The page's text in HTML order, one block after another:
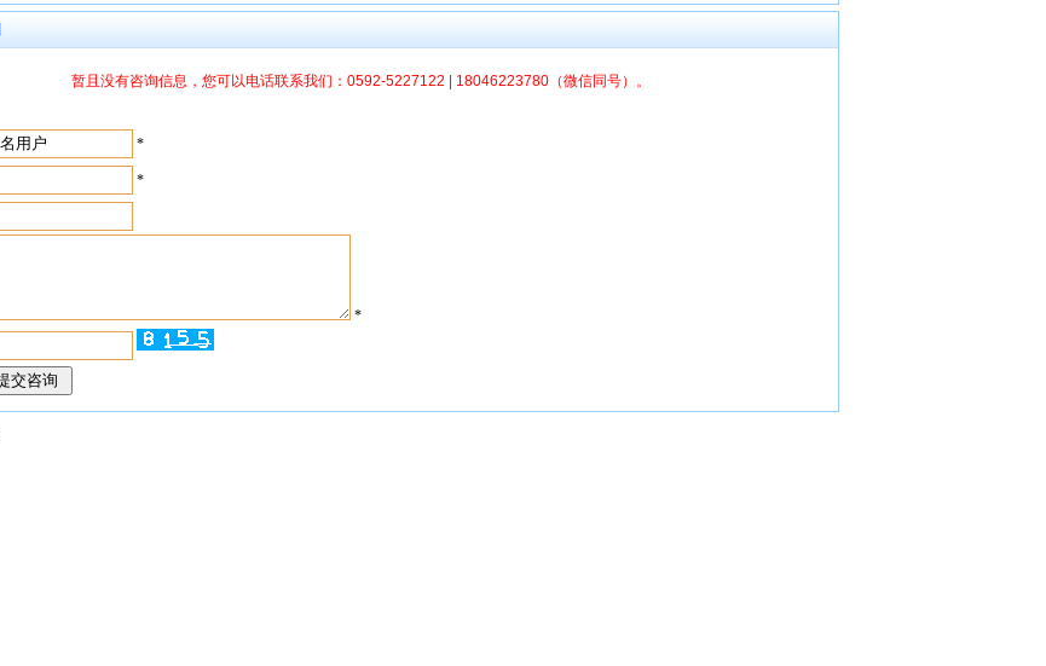
暂且没有咨询信息，您可以电话联系我们：0592-5227122 | 18046223780（微信同号）。
*
*
*